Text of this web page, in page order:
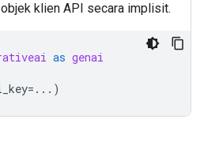
klien API secara implisit.
as genai
=... )